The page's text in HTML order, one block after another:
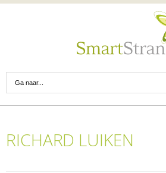
RICHARD LUIKEN